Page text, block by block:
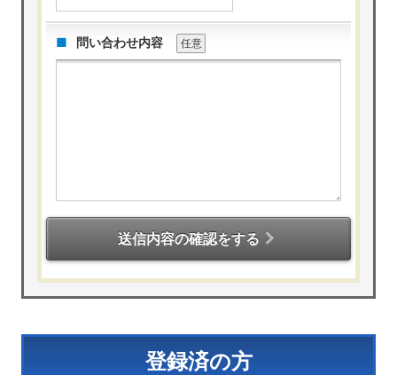
問い合わせ内容 任意
送信内容の確認をする
登録済の方